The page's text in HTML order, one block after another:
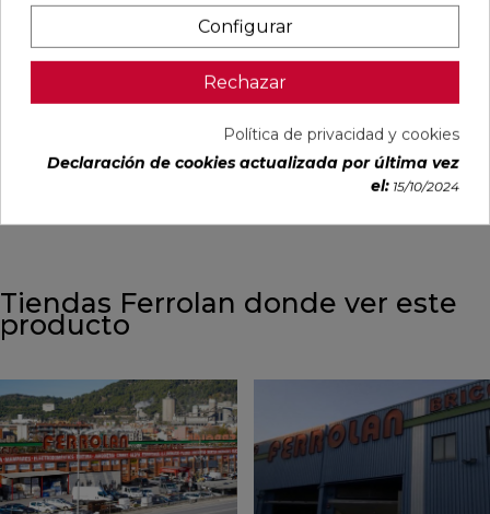
16,87 €
VER MÁS
30,13 €
VER MÁS
32,07 €
/m²
VER MÁS
32,07 €
VER MÁS
Tiendas Ferrolan donde ver este
producto
Configurar
Rechazar
Política de privacidad y cookies
Declaración de cookies actualizada por última vez
el: 15/10/2024